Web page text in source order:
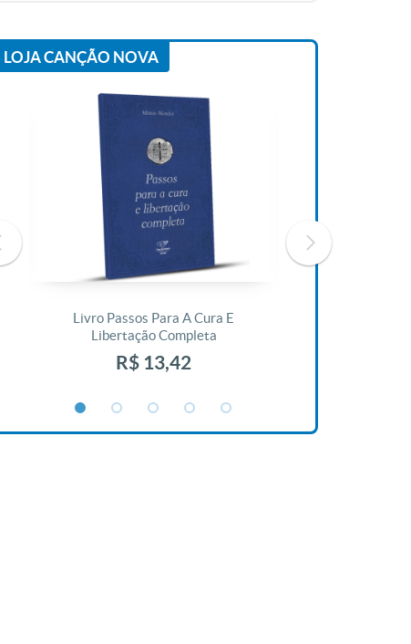
LOJA CANÇÃO NOVA
Livro Passos Para A Cura E
Libertação Completa
R$ 13,42